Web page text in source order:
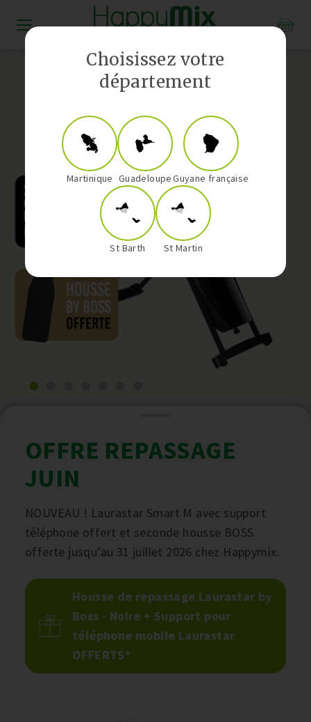
OFFRE REPASSAGE
JUIN
NOUVEAU ! Laurastar Smart M avec support
téléphone offert et seconde housse BOSS
offerte jusqu’au 31 juillet 2026 chez Happymix.
Housse de repassage Laurastar by
Boss - Noire + Support pour
téléphone mobile Laurastar
OFFERTS*
Choisissez votre
département
Martinique GuadeloupeGuyane française
St Barth St Martin